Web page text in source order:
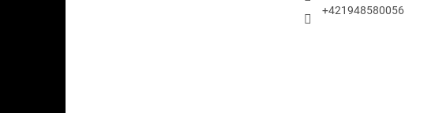
+421948580056